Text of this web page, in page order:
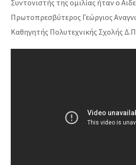
Συντονιστής της ομιλίας ήταν ο
Πρωτοπρεσβύτερος Γεώργιος
Καθηγητής Πολυτεχνικής Σχολής